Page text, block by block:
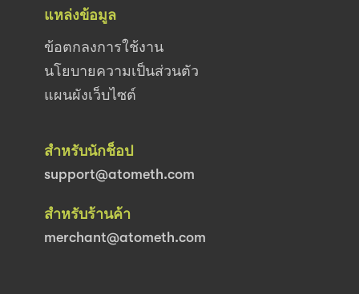
แหล่งข้อมูล
ข้อตกลงการใช้งาน
นโยบายความเป็นส่วนตัว
แผนผังเว็บไซต์
สำหรับนักช็อป
support@atometh.com
สำหรับร้านค้า
merchant@atometh.com